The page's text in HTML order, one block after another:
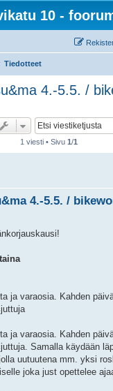
10 -
Tiedotteet
4.-5.5. /
1 viesti • Sivu 1/1
4.-5.5. /
ja varaosia. Kahden
ja varaosia. Kahden
Samalla käydään
uutuutena mm. yksi
joka just opettelee